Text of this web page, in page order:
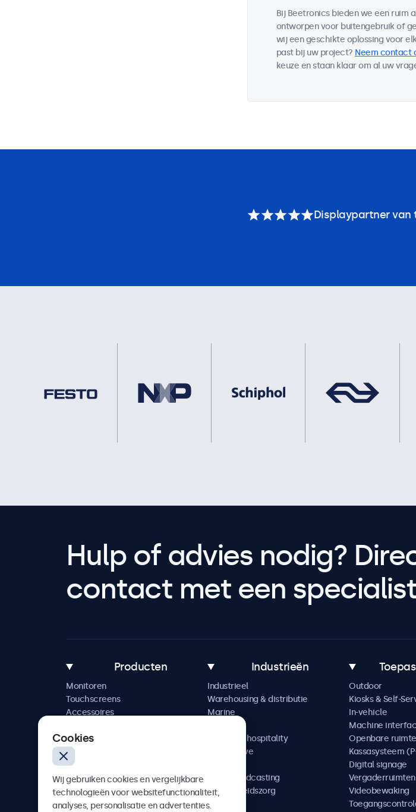
Bij Beetronics bieden we een ruim
ontworpen voor buitengebruik of
wij een geschikte oplossing voor
past bij uw project? Neem contact
keuze en staan klaar om al uw
Displaypartner van
Hulp of advies nodig?
contact met een
Producten
Monitoren
Touchscreens
Accessoires
Industrieën
Industrieel
Warehousing & distributie
Marine
Horeca & hospitality
Automotive
AV & Broadcasting
Gezondheidszorg
Outdoor
Kiosks & Self-
In-vehicle
Machine
Openbare
Kassasysteem
Digital signage
Vergaderruimten
Videobewaking
Cookies
Wij gebruiken cookies en vergelijkbare
technologieën voor websitefunctionaliteit,
analyses, personalisatie en advertenties.